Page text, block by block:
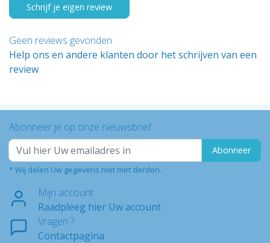
Schrijf je eigen review
Geen reviews gevonden
Help ons en andere klanten door het schrijven van een
review
Abonneer je op onze nieuwsbrief
Abonneer
* Wij delen Uw gegevens niet met derden.
Mijn account
Raadpleeg hier Uw account
Vragen ?
Contactpagina